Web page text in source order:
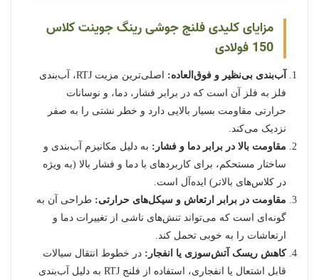
مزایای کلیدی فلنج جوشی رینگ جوینت کلاس
150 فولادی
آب‌بندی بی‌نظیر و فوق‌العاده:
اصلی‌ترین مزیت RTJ، آب‌بندی
فلز به فلز آن است که در برابر فشار، دما، و نوسانات
حرارتی مقاومت بسیار بالایی دارد و خطر نشتی را به صفر
نزدیک می‌کند.
مقاومت بالا در برابر دما و فشار: به دلیل مکانیزم آب‌بندی و
ساختار مستحکم، برای کاربردهای با دما و فشار بالا (به ویژه
در کلاس‌های بالاتر) ایده‌آل است.
مقاومت در برابر ارتعاش و سیکل‌های حرارتی: طراحی آن به
گونه‌ای است که می‌تواند تنش‌های ناشی از تغییرات دما و
ارتعاشات را به خوبی تحمل کند.
کاهش ریسک آتش‌سوزی یا انفجار: در خطوط انتقال سیالات
قابل اشتعال یا انفجاری، استفاده از فلنج RTJ به دلیل آب‌بندی